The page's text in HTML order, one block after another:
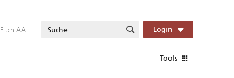
Fitch AA Login
Tools